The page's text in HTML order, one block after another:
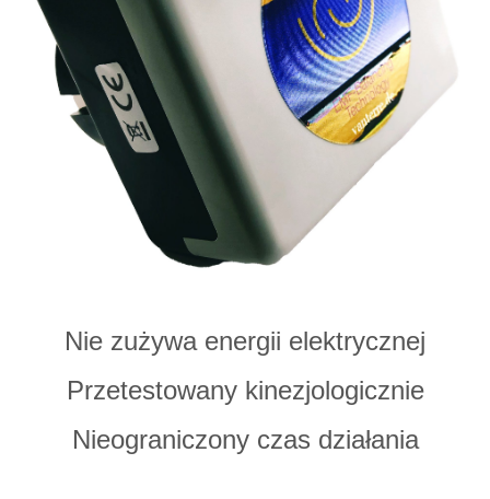
Nie zużywa energii elektrycznej
Przetestowany kinezjologicznie
Nieograniczony czas działania